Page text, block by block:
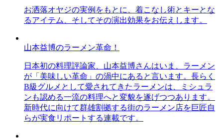
お洒落オヤジの実例をもとに、着こなし術とキーとな
るアイテム、そしてその演出効果をお伝えします。
山本益博のラーメン革命！
日本初の料理評論家、山本益博さんはいま、ラーメン
が「美味しい革命」の渦中にあると言います。長らく
B級グルメとして愛されてきたラーメンは、ミシュラ
ンも認める一流の料理へと変貌を遂げつつあります。
新時代に向けて群雄割拠する街のラーメン店を巨匠自
らが実食リポートする連載です。